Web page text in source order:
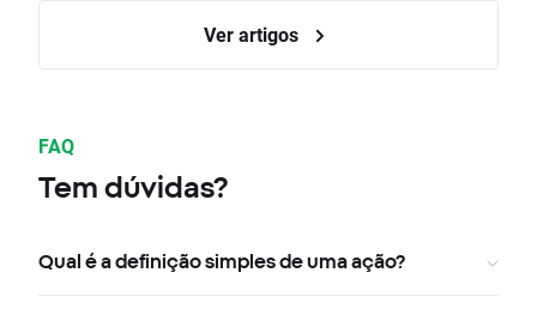
Ver artigos
FAQ
Tem dúvidas?
Qual é a definição simples de uma ação?